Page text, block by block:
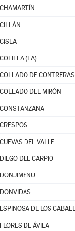
CHAMARTÍN
CILLÁN
CISLA
COLILLA (LA)
COLLADO DE CONTRERAS
COLLADO DEL MIRÓN
CONSTANZANA
CRESPOS
CUEVAS DEL VALLE
DIEGO DEL CARPIO
DONJIMENO
DONVIDAS
ESPINOSA DE LOS
FLORES DE ÁVILA